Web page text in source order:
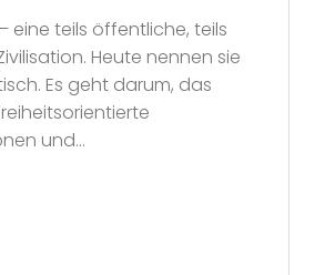
eine teils öffentliche, teils
Heute nennen sie
Es geht darum, das
und...